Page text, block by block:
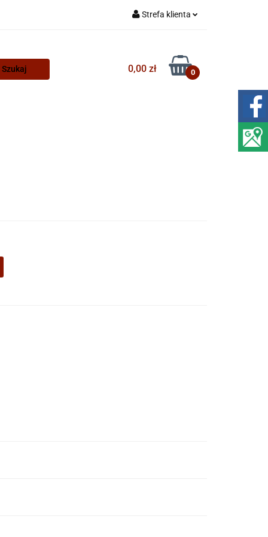
Strefa klienta
Zarejestruj się
Dodaj zgłoszenie
0,00 zł 0